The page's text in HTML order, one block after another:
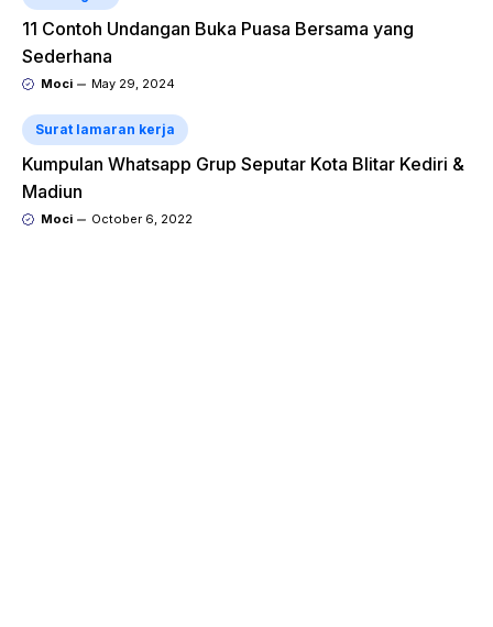
11 Contoh Undangan Buka Puasa Bersama yang
Sederhana
Moci May 29, 2024
Surat lamaran kerja
Kumpulan Whatsapp Grup Seputar Kota Blitar Kediri &
Madiun
Moci October 6, 2022